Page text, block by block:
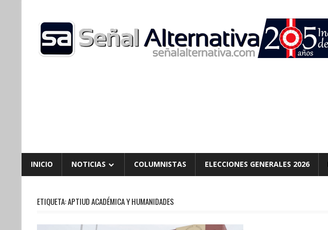
content
INICIO NOTICIAS COLUMNISTAS ELECCIONES GENERALES 2026
ETIQUETA:APTIUD ACADÉMICA Y HUMANIDADES